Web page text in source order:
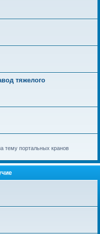
тяжелого
тему портальных кранов